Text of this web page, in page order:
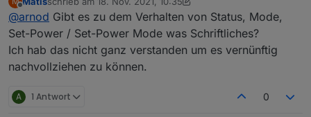
Offlinezuletzt editiert von Matis
@arnod Gibt es zu dem Verhalten von Status, Mode,
Set-Power / Set-Power Mode was Schriftliches?
Ich hab das nicht ganz verstanden um es vernünftig
nachvollziehen zu können.
A 1 Antwort 0